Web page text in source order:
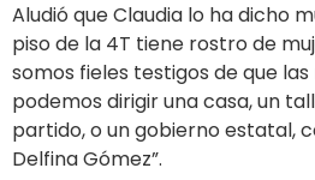
Aludió que Claudia lo ha dicho
piso de la 4T tiene rostro de
somos fieles testigos de que
podemos dirigir una casa, un
partido, o un gobierno estatal,
Delfina Gómez”.